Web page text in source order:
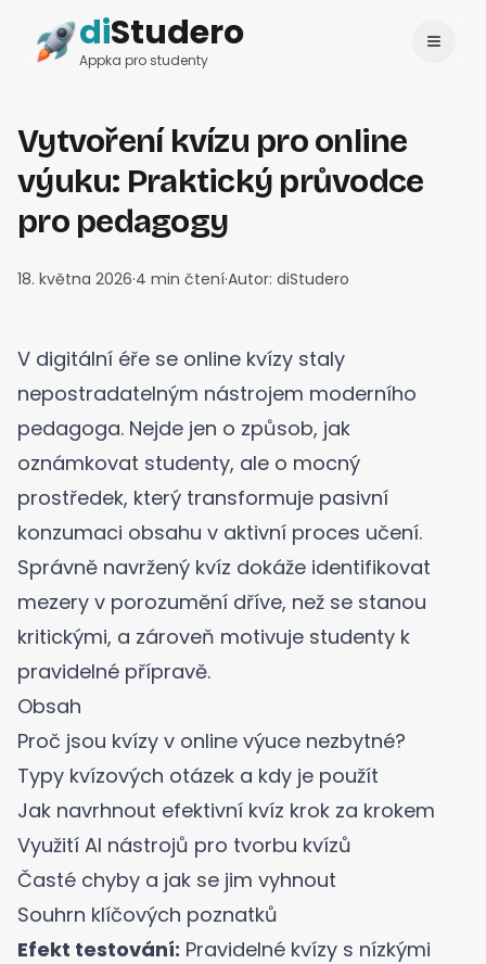
diStudero
Appka pro studenty
Přihlásit se Change language
Vytvoření kvízu pro online
výuku: Praktický průvodce
pro pedagogy
18. května 2026·4 min čtení·Autor: diStudero
V digitální éře se online kvízy staly
nepostradatelným nástrojem moderního
pedagoga. Nejde jen o způsob, jak
oznámkovat studenty, ale o mocný
prostředek, který transformuje pasivní
konzumaci obsahu v aktivní proces učení.
Správně navržený kvíz dokáže identifikovat
mezery v porozumění dříve, než se stanou
kritickými, a zároveň motivuje studenty k
pravidelné přípravě.
Obsah
Proč jsou kvízy v online výuce nezbytné?
Typy kvízových otázek a kdy je použít
Jak navrhnout efektivní kvíz krok za krokem
Využití AI nástrojů pro tvorbu kvízů
Časté chyby a jak se jim vyhnout
Souhrn klíčových poznatků
Efekt testování: Pravidelné kvízy s nízkými